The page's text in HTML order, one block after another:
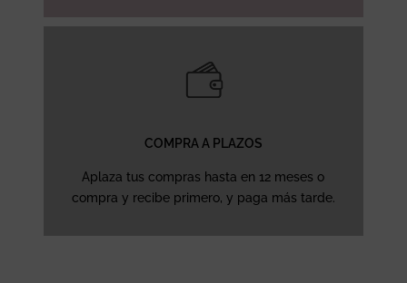
COMPRA A PLAZOS
Aplaza tus compras hasta en 12 meses o
compra y recibe primero, y paga más tarde.